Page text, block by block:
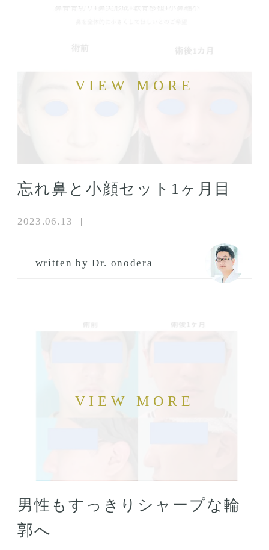
忘れ鼻と小顔セット1ヶ月目
2023.06.13
written by Dr. onodera
男性もすっきりシャープな輪
郭へ